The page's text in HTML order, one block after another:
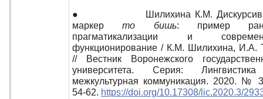
● Шилихина К.М.
маркерто бишь: пример
прагматикализации и
функционирование / К.М. Шилихина, И.А.
// Вестник Воронежского
университета. Серия:
межкультурная коммуникация. 2020. №
54-62. https://doi.org/10.17308/lic.2020.3/